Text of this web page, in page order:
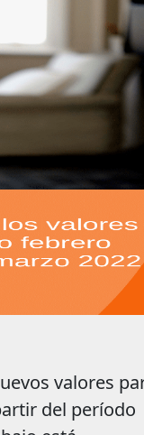
valores
del período